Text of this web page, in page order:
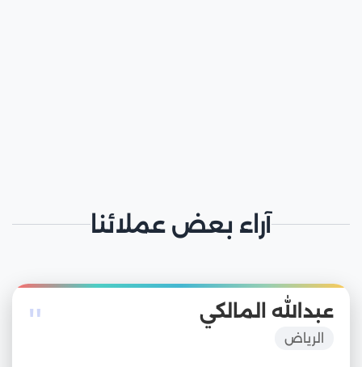
آراء بعض عملائنا
" عبدالله المالكي
الرياض